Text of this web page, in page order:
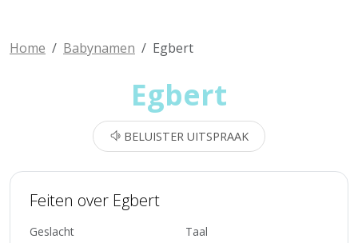
Home Babynamen Egbert
Egbert
BELUISTER UITSPRAAK
Feiten over Egbert
Geslacht Taal